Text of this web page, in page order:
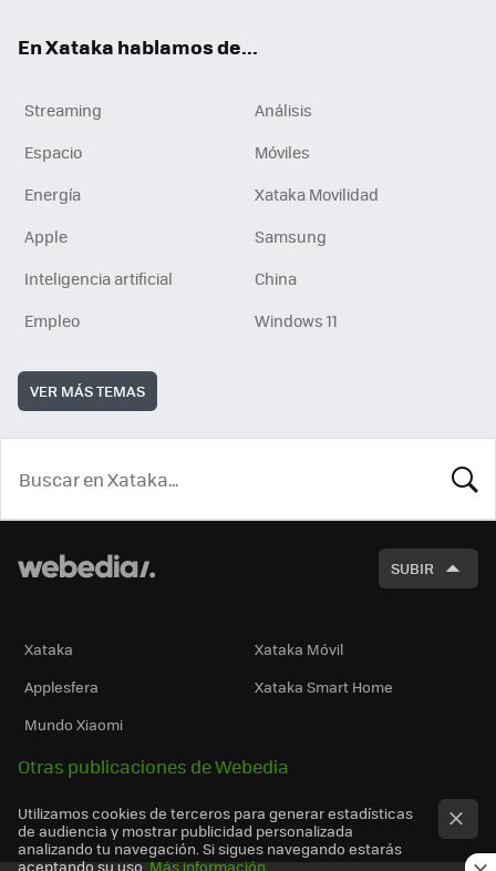
En Xataka hablamos de...
Streaming
Análisis
Espacio
Móviles
Energía
Xataka Movilidad
Apple
Samsung
Inteligencia artificial
China
Empleo
Windows 11
VER MÁS TEMAS
SUBIR
Xataka
Xataka Móvil
Applesfera
Xataka Smart Home
Mundo Xiaomi
Otras publicaciones de Webedia
Utilizamos cookies de terceros para generar estadísticas
de audiencia y mostrar publicidad personalizada
analizando tu navegación. Si sigues navegando estarás
aceptando su uso. Más información